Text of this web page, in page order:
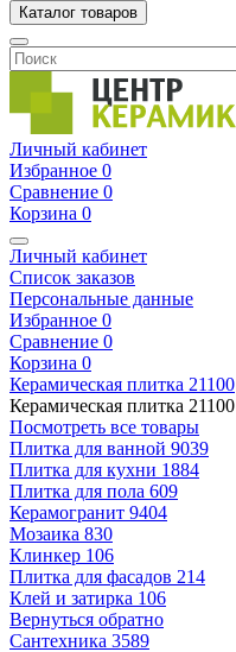
Каталог товаров
Личный кабинет
Избранное 0
Сравнение 0
Корзина 0
Личный кабинет
Список заказов
Персональные данные
Избранное 0
Сравнение 0
Корзина 0
Керамическая плитка 21100
Керамическая плитка 21100
Посмотреть все товары
Плитка для ванной 9039
Плитка для кухни 1884
Плитка для пола 609
Керамогранит 9404
Мозаика 830
Клинкер 106
Плитка для фасадов 214
Клей и затирка 106
Вернуться обратно
Сантехника 3589